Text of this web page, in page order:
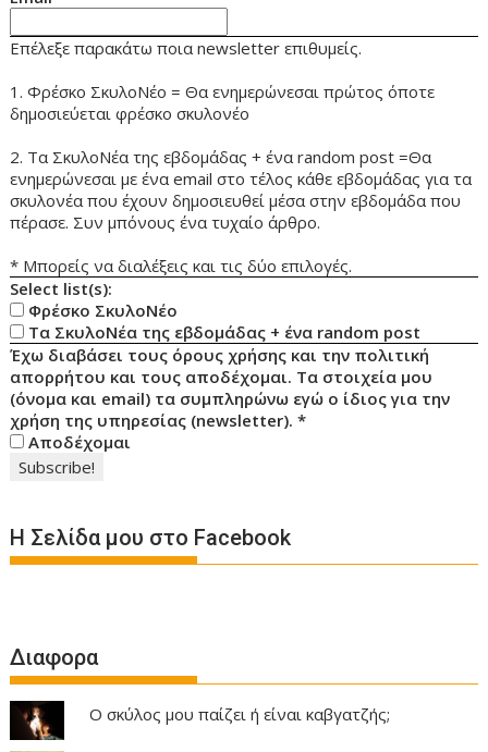
Επέλεξε παρακάτω ποια newsletter επιθυμείς.
1. Φρέσκο ΣκυλοΝέο = Θα ενημερώνεσαι πρώτος όποτε
δημοσιεύεται φρέσκο σκυλονέο
2. Τα ΣκυλοΝέα της εβδομάδας + ένα random post =Θα
ενημερώνεσαι με ένα email στο τέλος κάθε εβδομάδας για τα
σκυλονέα που έχουν δημοσιευθεί μέσα στην εβδομάδα που
πέρασε. Συν μπόνους ένα τυχαίο άρθρο.
* Μπορείς να διαλέξεις και τις δύο επιλογές.
Select list(s):
Φρέσκο ΣκυλοΝέο
Τα ΣκυλοΝέα της εβδομάδας + ένα random post
Έχω διαβάσει τους όρους χρήσης και την πολιτική
απορρήτου και τους αποδέχομαι. Τα στοιχεία μου
(όνομα και email) τα συμπληρώνω εγώ ο ίδιος για την
χρήση της υπηρεσίας (newsletter).*
Αποδέχομαι
Η Σελίδα μου στο Facebook
Διαφορα
Ο σκύλος μου παίζει ή είναι καβγατζής;